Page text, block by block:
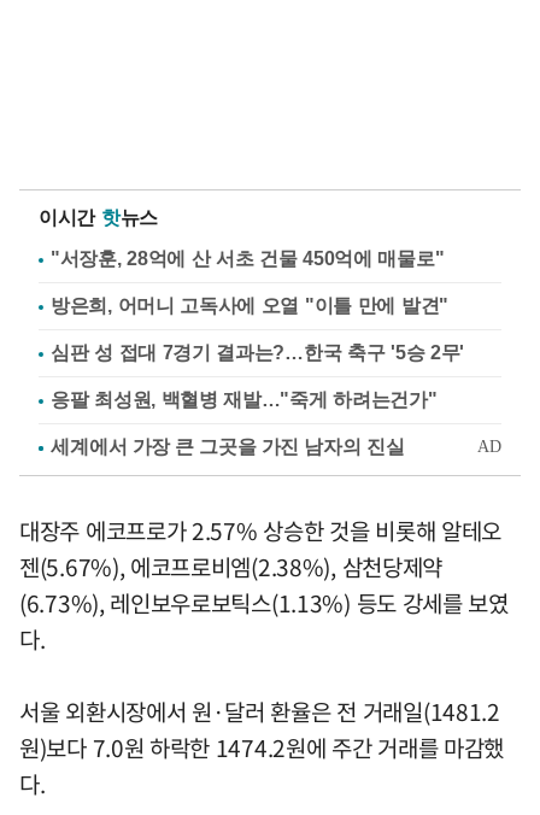
이시간 핫뉴스
"서장훈, 28억에 산 서초 건물 450억에 매물로"
방은희, 어머니 고독사에 오열 "이틀 만에 발견"
심판 성 접대 7경기 결과는?…한국 축구 '5승 2무'
응팔 최성원, 백혈병 재발…"죽게 하려는건가"
대장주 에코프로가 2.57% 상승한 것을 비롯해 알테오
젠(5.67%), 에코프로비엠(2.38%), 삼천당제약
(6.73%), 레인보우로보틱스(1.13%) 등도 강세를 보였
다.
서울 외환시장에서 원·달러 환율은 전 거래일(1481.2
원)보다 7.0원 하락한 1474.2원에 주간 거래를 마감했
다.